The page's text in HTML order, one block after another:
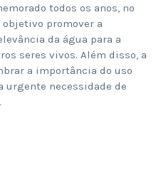
todos os anos, no
promover a
da água para a
seres vivos. Além disso, a
a importância do uso
urgente necessidade de